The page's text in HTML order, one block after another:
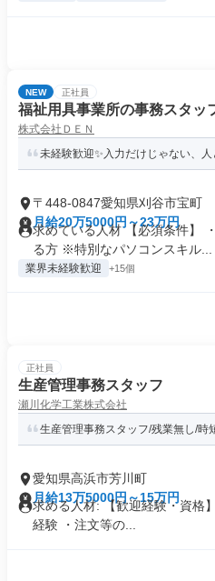
NEW 正社員
福祉用具事業所の事務スタッ
株式会社ＤＥＮ
未経験歓迎✨入力だけじゃない、
〒448-0847愛知県刈谷市宝町
月給20万5000円～23万円
求めている人材 【必須条件】
る方 ※特別なパソコンスキル...
業界未経験歓迎 +15個
正社員
生産管理事務スタッフ
瀬川化学工業株式会社
生産管理事務スタッフ/残業無し/時
愛知県高浜市芳川町
月給13万5000円～15万円
求める人材: 【歓迎経験・資格
経験 ・注文等の...